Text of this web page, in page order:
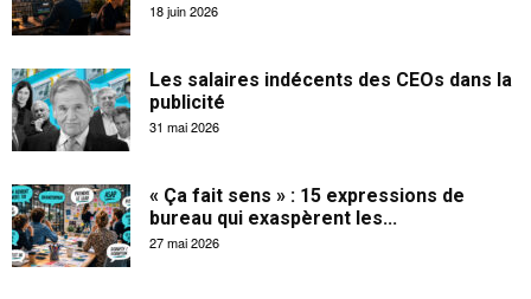
18 juin 2026
Les salaires indécents des CEOs dans la
publicité
31 mai 2026
« Ça fait sens » : 15 expressions de
bureau qui exaspèrent les...
27 mai 2026